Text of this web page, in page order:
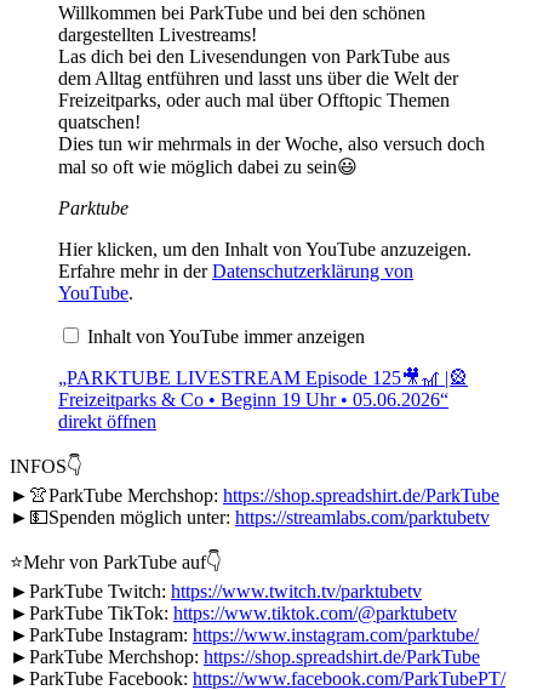
Willkommen bei ParkTube und bei den schönen
dargestellten Livestreams!
Las dich bei den Livesendungen von ParkTube aus
dem Alltag entführen und lasst uns über die Welt der
Freizeitparks, oder auch mal über Offtopic Themen
quatschen!
Dies tun wir mehrmals in der Woche, also versuch doch
mal so oft wie möglich dabei zu sein😃
Parktube
„PARKTUBE
LIVESTREAM
Episode
125
🎢
🎡
Freizeitparks
&
Co
Beginn
Uhr
•
von
YouTube
anzeigen
Hier klicken, um den Inhalt von YouTube anzuzeigen.
Erfahre mehr in derDatenschutzerklärung von
YouTube.
Inhalt von YouTube immer anzeigen
„PARKTUBE LIVESTREAM Episode 125🎥🎢 |🎡
Freizeitparks & Co • Beginn 19 Uhr • 05.06.2026“
direkt öffnen
INFOS👇
►👚ParkTube Merchshop: https://shop.spreadshirt.de/ParkTube
►💵Spenden möglich unter: https://streamlabs.com/parktubetv
⭐️Mehr von ParkTube auf👇
►ParkTube Twitch: https://www.twitch.tv/parktubetv
►ParkTube TikTok: https://www.tiktok.com/@parktubetv
►ParkTube Instagram: https://www.instagram.com/parktube/
►ParkTube Merchshop: https://shop.spreadshirt.de/ParkTube
►ParkTube Facebook: https://www.facebook.com/ParkTubePT/